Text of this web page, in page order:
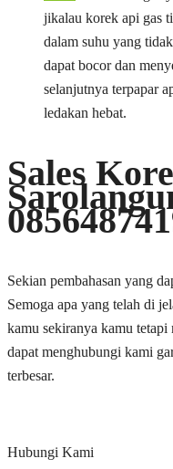
jikalau korek api gas
dalam suhu yang
dapat bocor dan
selanjutnya terpapar
ledakan hebat.
Sales
Sekian pembahasan yang
Semoga apa yang telah di
kamu sekiranya kamu
dapat menghubungi kami
terbesar.
Hubungi Kami